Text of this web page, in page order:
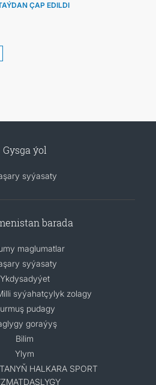
ÇAP EDILDI
Gysga ýol
syýasaty
barada
maglumatlar
syýasaty
Ykdysadyýet
syýahatçylyk zolagy
pudagy
goraýyş
Bilim
Ylym
HALKARA SPORT